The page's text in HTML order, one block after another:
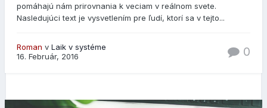
pomáhajú nám prirovnania k veciam v reálnom svete.
Nasledujúci text je vysvetlením pre ľudí, ktorí sa v tejto...
Roman v Laik v systéme
16. Február, 2016
0